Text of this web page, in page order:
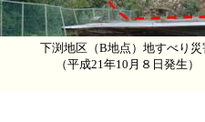
下渕地区（B地点）地すべり災
（平成21年10月８日発生）